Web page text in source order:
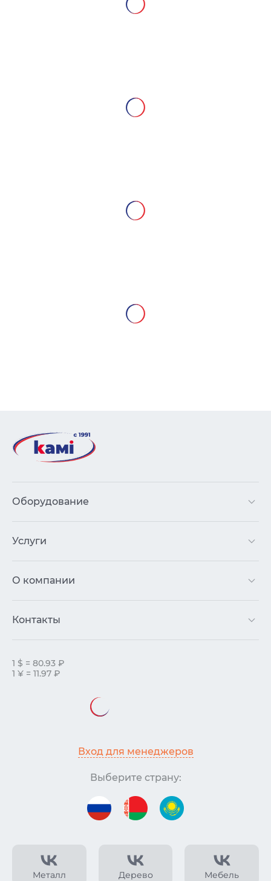
Металл Дерево Мебель
Оборудование
Услуги
О компании
Контакты
1 $ = 80.93 ₽
1 ¥ = 11.97 ₽
Вход для менеджеров
Выберите страну: